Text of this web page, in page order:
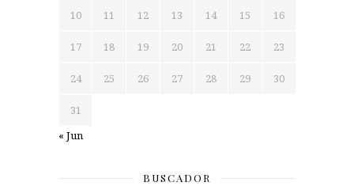
10 11 12 13 14 15 16
17 18 19 20 21 22 23
24 25 26 27 28 29 30
31
« Jun
BUSCADOR